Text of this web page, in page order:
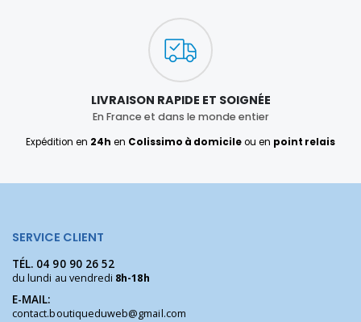
LIVRAISON RAPIDE ET SOIGNÉE
En France et dans le monde entier
Expédition en 24h en Colissimo à domicileou en point relais
SERVICE CLIENT
TÉL. 04 90 90 26 52
du lundi au vendredi 8h-18h
E-MAIL:
contact.boutiqueduweb@gmail.com